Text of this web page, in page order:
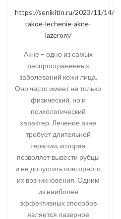
https://senikitin.ru/2023/11/14/
takoe-lechenie-akne-
lazerom/
Акне – одно из самых
распространенных
заболеваний кожи лица.
Оно часто имеет не только
физический, но и
психологический
характер. Лечение акне
требует длительной
терапии, которая
позволяет вывести рубцы
и не допустить повторного
их возникновения. Одним
из наиболее
эффективных способов
является лазерное